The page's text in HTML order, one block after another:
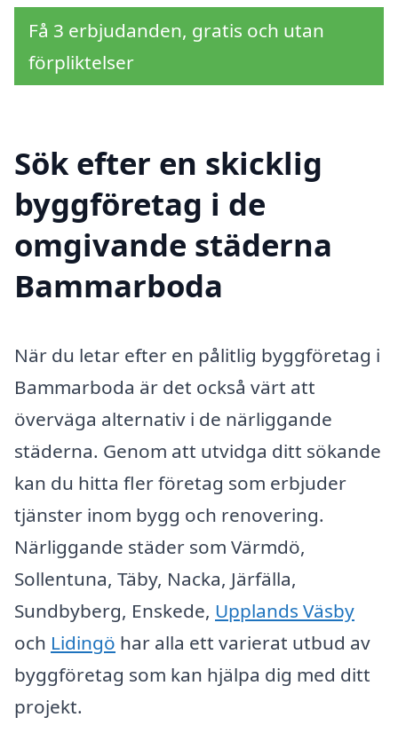
Få 3 erbjudanden, gratis och utan
förpliktelser
Sök efter en skicklig
byggföretag i de
omgivande städerna
Bammarboda
När du letar efter en pålitlig byggföretag i
Bammarboda är det också värt att
överväga alternativ i de närliggande
städerna. Genom att utvidga ditt sökande
kan du hitta fler företag som erbjuder
tjänster inom bygg och renovering.
Närliggande städer som Värmdö,
Sollentuna, Täby, Nacka, Järfälla,
Sundbyberg, Enskede, Upplands Väsby
och Lidingö har alla ett varierat utbud av
byggföretag som kan hjälpa dig med ditt
projekt.